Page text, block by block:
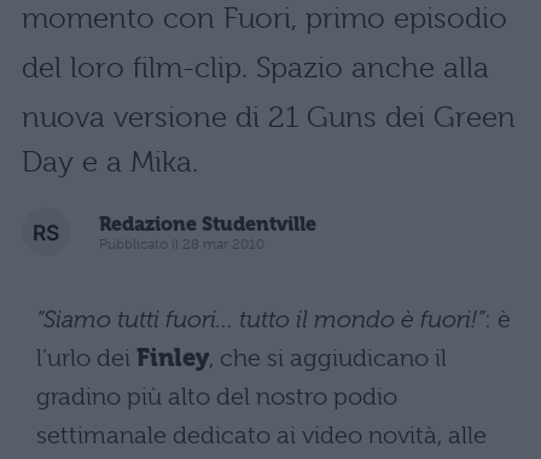
momento con Fuori, primo episodio
del loro film-clip. Spazio anche alla
nuova versione di 21 Guns dei Green
Day e a Mika.
Redazione Studentville
Pubblicato il 28 mar 2010
“Siamo tutti fuori… tutto il mondo è fuori!”: è
l’urlo dei Finley, che si aggiudicano il
gradino più alto del nostro podio
settimanale dedicato ai video novità, alle